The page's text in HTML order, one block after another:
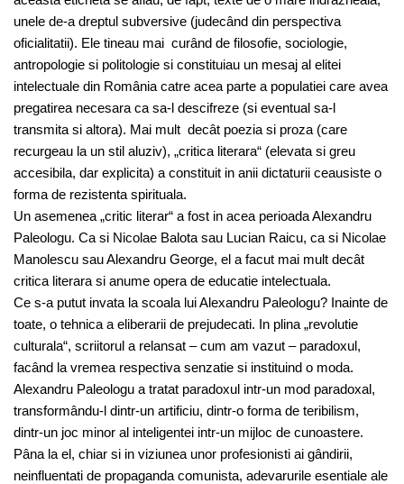
unele de-a dreptul subversive (judecând din perspectiva
oficialitatii). Ele tineau mai curând de filosofie, sociologie,
antropologie si politologie si constituiau un mesaj al elitei
intelectuale din România catre acea parte a populatiei care avea
pregatirea necesara ca sa-l descifreze (si eventual sa-l
transmita si altora). Mai mult decât poezia si proza (care
recurgeau la un stil aluziv), „critica literara“ (elevata si greu
accesibila, dar explicita) a constituit in anii dictaturii ceausiste o
forma de rezistenta spirituala.
Un asemenea „critic literar“ a fost in acea perioada Alexandru
Paleologu. Ca si Nicolae Balota sau Lucian Raicu, ca si Nicolae
Manolescu sau Alexandru George, el a facut mai mult decât
critica literara si anume opera de educatie intelectuala.
Ce s-a putut invata la scoala lui Alexandru Paleologu? Inainte de
toate, o tehnica a eliberarii de prejudecati. In plina „revolutie
culturala“, scriitorul a relansat – cum am vazut – paradoxul,
facând la vremea respectiva senzatie si instituind o moda.
Alexandru Paleologu a tratat paradoxul intr-un mod paradoxal,
transformându-l dintr-un artificiu, dintr-o forma de teribilism,
dintr-un joc minor al inteligentei intr-un mijloc de cunoastere.
Pâna la el, chiar si in viziunea unor profesionisti ai gândirii,
neinfluentati de propaganda comunista, adevarurile esentiale ale